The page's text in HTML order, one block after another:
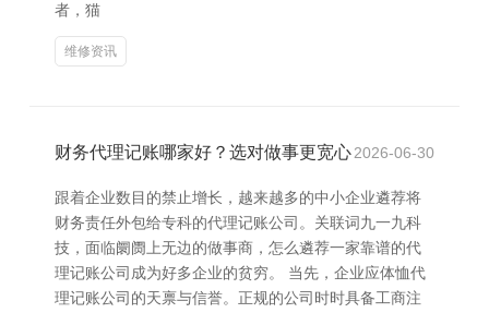
者，猫
维修资讯
财务代理记账哪家好？选对做事更宽心2026-06-30
跟着企业数目的禁止增长，越来越多的中小企业遴荐将
财务责任外包给专科的代理记账公司。关联词九一九科
技，面临阛阓上无边的做事商，怎么遴荐一家靠谱的代
理记账公司成为好多企业的贫穷。 当先，企业应体恤代
理记账公司的天禀与信誉。正规的公司时时具备工商注